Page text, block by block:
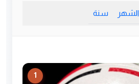
الشهر سنة
1